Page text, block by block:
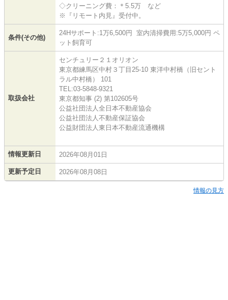
◇クリーニング費：＊5.5万 など
※『リモート内見』受付中。
条件(その他)
24Hサポート:1万6,500円 室内清掃費用:5万5,000円 ペ
ット飼育可
取扱会社
センチュリー２１オリオン
東京都練馬区中村３丁目25-10 東洋中村橋（旧セント
ラル中村橋） 101
TEL:03-5848-9321
東京都知事 (2) 第102605号
公益社団法人全日本不動産協会
公益社団法人不動産保証協会
公益財団法人東日本不動産流通機構
情報更新日 2026年08月01日
更新予定日 2026年08月08日
情報の見方